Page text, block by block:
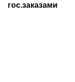
гос.заказами